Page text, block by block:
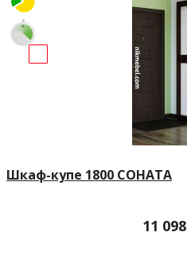
Шкаф-купе 1800 СОНАТА
11 098